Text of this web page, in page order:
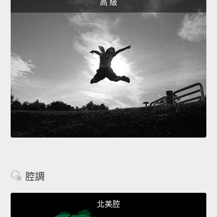
高 級
腔調
北美腔